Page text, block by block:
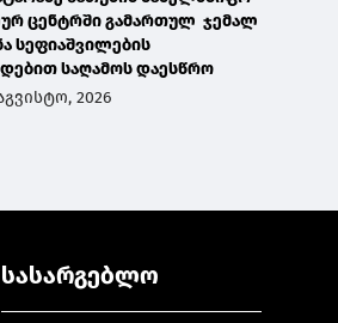
ცენტრში გამართულ ჯემალ
სეფიაშვილების
საღამოს დაესწრო
2026
სასარგებლო